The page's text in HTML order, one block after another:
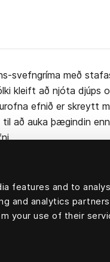
features and to
and analytics
your use of their
svefngríma með
kleift að njóta djúps
efnið er skreytt
að auka þægindin
silki